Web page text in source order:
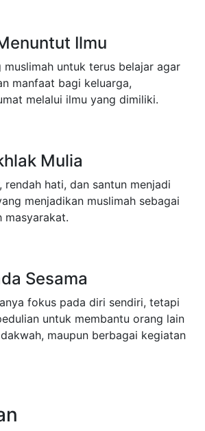
Ilmu
muslimah untuk terus belajar agar
manfaat bagi keluarga,
melalui ilmu yang dimiliki.
Mulia
rendah hati, dan santun menjadi
menjadikan muslimah sebagai
masyarakat.
Sesama
fokus pada diri sendiri, tetapi
untuk membantu orang lain
maupun berbagai kegiatan